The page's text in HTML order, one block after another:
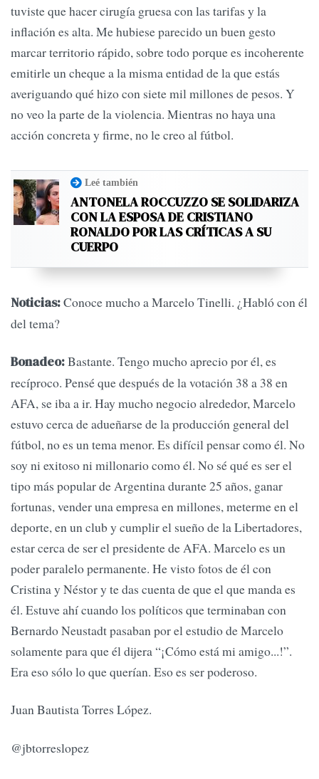
tuviste que hacer cirugía gruesa con las tarifas y la
inflación es alta. Me hubiese parecido un buen gesto
marcar territorio rápido, sobre todo porque es incoherente
emitirle un cheque a la misma entidad de la que estás
averiguando qué hizo con siete mil millones de pesos. Y
no veo la parte de la violencia. Mientras no haya una
acción concreta y firme, no le creo al fútbol.
Leé también
ANTONELA ROCCUZZO SE SOLIDARIZA
CON LA ESPOSA DE CRISTIANO
RONALDO POR LAS CRÍTICAS A SU
CUERPO
Noticias:Conoce mucho a Marcelo Tinelli. ¿Habló con él
del tema?
Bonadeo:Bastante. Tengo mucho aprecio por él, es
recíproco. Pensé que después de la votación 38 a 38 en
AFA, se iba a ir. Hay mucho negocio alrededor, Marcelo
estuvo cerca de adueñarse de la producción general del
fútbol, no es un tema menor. Es difícil pensar como él. No
soy ni exitoso ni millonario como él. No sé qué es ser el
tipo más popular de Argentina durante 25 años, ganar
fortunas, vender una empresa en millones, meterme en el
deporte, en un club y cumplir el sueño de la Libertadores,
estar cerca de ser el presidente de AFA. Marcelo es un
poder paralelo permanente. He visto fotos de él con
Cristina y Néstor y te das cuenta de que el que manda es
él. Estuve ahí cuando los políticos que terminaban con
Bernardo Neustadt pasaban por el estudio de Marcelo
solamente para que él dijera “¡Cómo está mi amigo...!”.
Era eso sólo lo que querían. Eso es ser poderoso.
Juan Bautista Torres López.
@jbtorreslopez